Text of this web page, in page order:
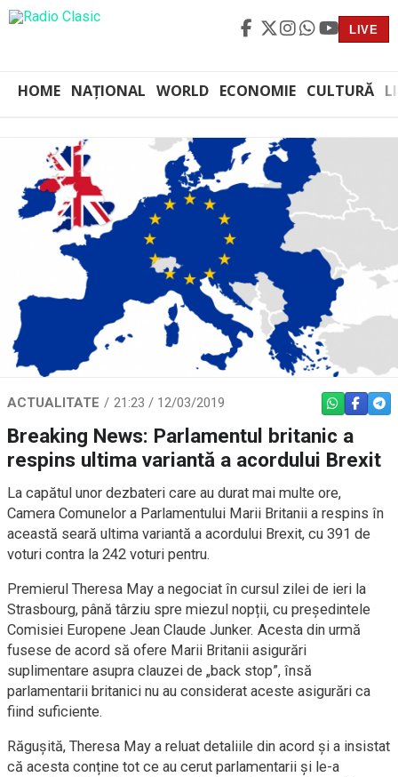
LIVE
HOME NAȚIONAL WORLD ECONOMIE CULTURĂ
ACTUALITATE 21:23 / 12/03/2019 WHATSAPP
Breaking News: Parlamentul britanic a
respins ultima variantă a acordului Brexit
La capătul unor dezbateri care au durat mai multe ore,
Camera Comunelor a Parlamentului Marii Britanii a respins în
această seară ultima variantă a acordului Brexit, cu 391 de
voturi contra la 242 voturi pentru.
Premierul Theresa May a negociat în cursul zilei de ieri la
Strasbourg, până târziu spre miezul nopții, cu președintele
Comisiei Europene Jean Claude Junker. Acesta din urmă
fusese de acord să ofere Marii Britanii asigurări
suplimentare asupra clauzei de „back stop”, însă
parlamentarii britanici nu au considerat aceste asigurări ca
fiind suficiente.
Răgușită, Theresa May a reluat detaliile din acord și a insistat
că acesta conține tot ce au cerut parlamentarii și le-a